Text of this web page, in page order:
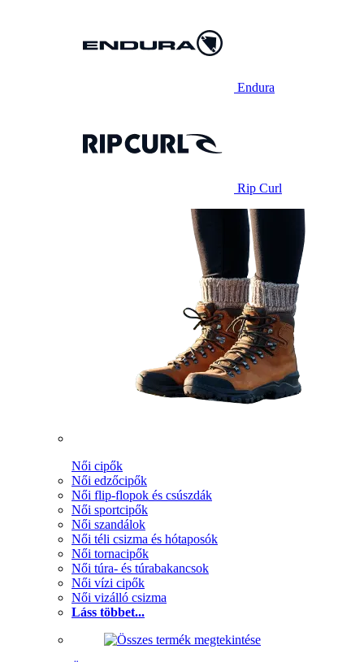
Endura
Rip Curl
Női cipők
Női edzőcipők
Női flip-flopok és csúszdák
Női sportcipők
Női szandálok
Női téli csizma és hótaposók
Női tornacipők
Női túra- és túrabakancsok
Női vízi cipők
Női vizálló csizma
Láss többet...